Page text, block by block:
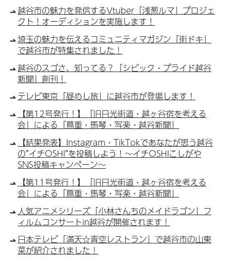
越谷市の魅力を発信するVtuber「浅葱ルマ」プロジェ
クト！オーディションを実施します！
埼玉の魅力を伝えるコミュニティマガジン「街ドキ」
で越谷市が特集されました！
越谷のスゴさ、知ってる？「シビック・プライド越谷
新聞」創刊！
テレビ東京「昼めし旅」に越谷市が登場します！
【第12号発行！】「旧日光街道・越ヶ谷宿を考える
会」による「蔦重・馬琴・写楽・越谷新聞」
【結果発表】Instagram・TikTokであなたが思う越谷
の”イチOSHI”を投稿しよう！～イチOSHIこしがや
SNS投稿キャンペーン～
【第11号発行！】「旧日光街道・越ヶ谷宿を考える
会」による「蔦重・馬琴・写楽・越谷新聞」
人気アニメシリーズ「小林さんちのメイドラゴン」フ
ィルムコンサートin越谷が開催されます！
日本テレビ「満天☆青空レストラン」で越谷市の山東
菜が紹介されました！